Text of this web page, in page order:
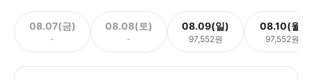
08.07(금)
-
08.08(토)
-
08.09(일)
97,552원
08.10(월)
97,552원